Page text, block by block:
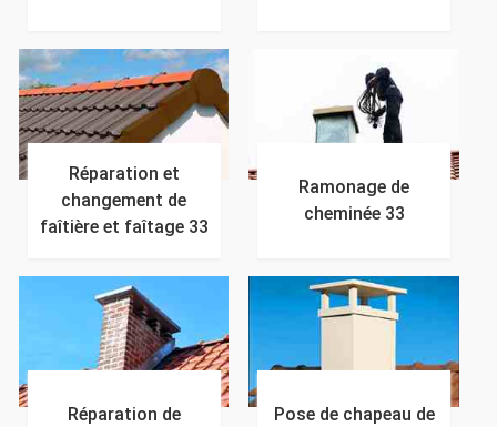
Réparation et
changement de
faîtière et faîtage 33
Ramonage de
cheminée 33
Réparation de
Pose de chapeau de